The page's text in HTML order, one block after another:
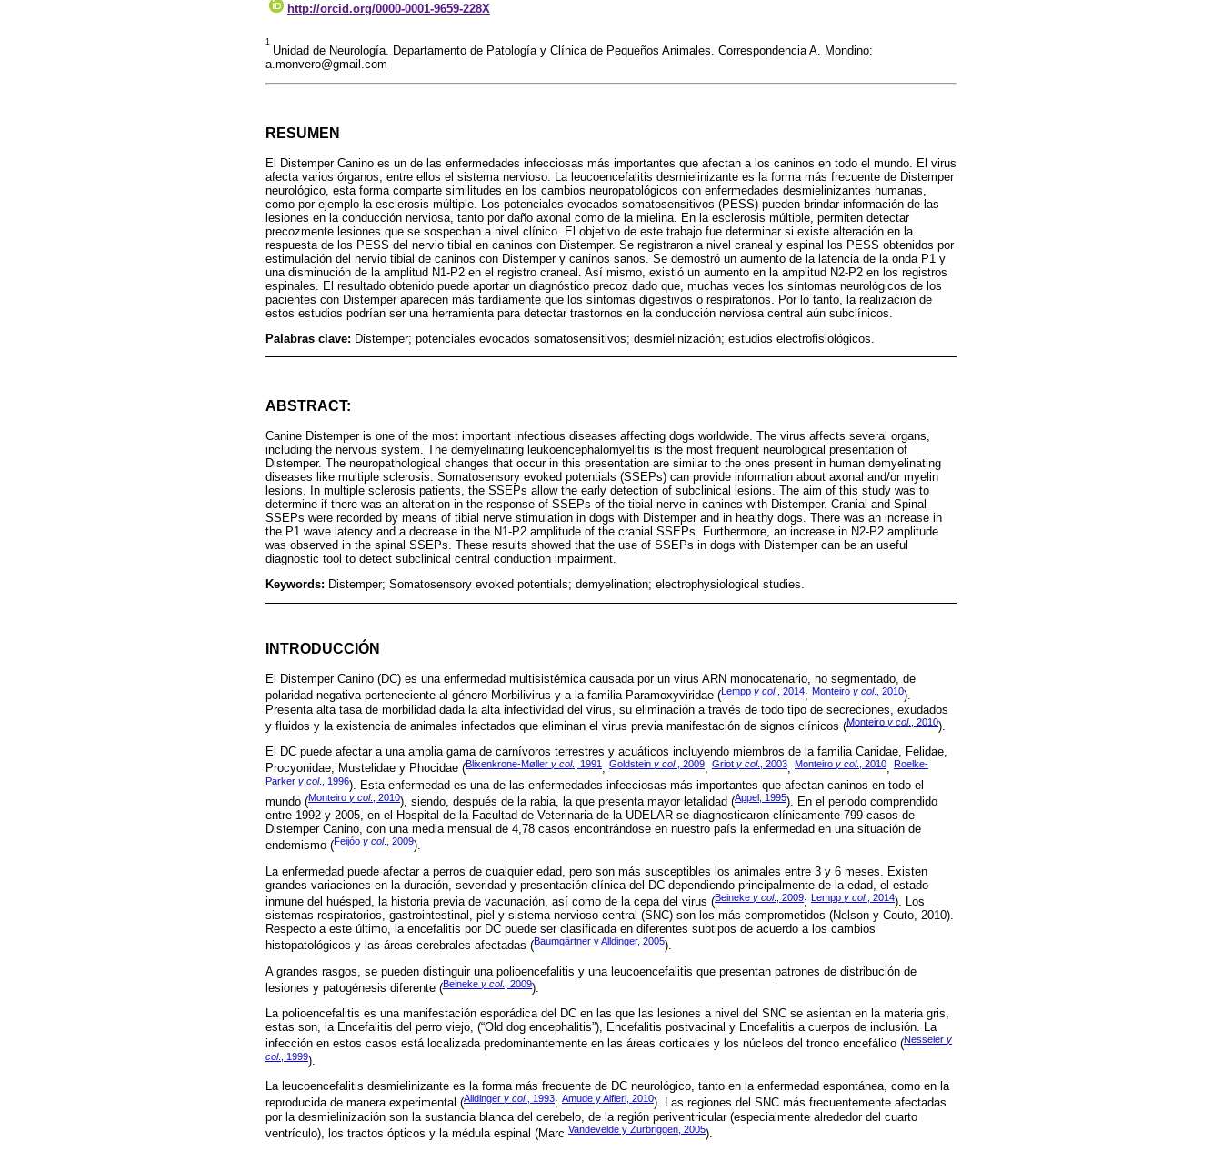
http://orcid.org/0000-0001-9659-228X
1
Unidad de Neurología. Departamento de Patología y Clínica de Pequeños Animales. Correspondencia A. Mondino:
a.monvero@gmail.com
RESUMEN
El Distemper Canino es un de las enfermedades infecciosas más importantes que afectan a los caninos en todo el mundo. El virus
afecta varios órganos, entre ellos el sistema nervioso. La leucoencefalitis desmielinizante es la forma más frecuente de Distemper
neurológico, esta forma comparte similitudes en los cambios neuropatológicos con enfermedades desmielinizantes humanas,
como por ejemplo la esclerosis múltiple. Los potenciales evocados somatosensitivos (PESS) pueden brindar información de las
lesiones en la conducción nerviosa, tanto por daño axonal como de la mielina. En la esclerosis múltiple, permiten detectar
precozmente lesiones que se sospechan a nivel clínico. El objetivo de este trabajo fue determinar si existe alteración en la
respuesta de los PESS del nervio tibial en caninos con Distemper. Se registraron a nivel craneal y espinal los PESS obtenidos por
estimulación del nervio tibial de caninos con Distemper y caninos sanos. Se demostró un aumento de la latencia de la onda P1 y
una disminución de la amplitud N1-P2 en el registro craneal. Así mismo, existió un aumento en la amplitud N2-P2 en los registros
espinales. El resultado obtenido puede aportar un diagnóstico precoz dado que, muchas veces los síntomas neurológicos de los
pacientes con Distemper aparecen más tardíamente que los síntomas digestivos o respiratorios. Por lo tanto, la realización de
estos estudios podrían ser una herramienta para detectar trastornos en la conducción nerviosa central aún subclínicos.
Palabras clave: Distemper; potenciales evocados somatosensitivos; desmielinización; estudios electrofisiológicos.
ABSTRACT:
Canine Distemper is one of the most important infectious diseases affecting dogs worldwide. The virus affects several organs,
including the nervous system. The demyelinating leukoencephalomyelitis is the most frequent neurological presentation of
Distemper. The neuropathological changes that occur in this presentation are similar to the ones present in human demyelinating
diseases like multiple sclerosis. Somatosensory evoked potentials (SSEPs) can provide information about axonal and/or myelin
lesions. In multiple sclerosis patients, the SSEPs allow the early detection of subclinical lesions. The aim of this study was to
determine if there was an alteration in the response of SSEPs of the tibial nerve in canines with Distemper. Cranial and Spinal
SSEPs were recorded by means of tibial nerve stimulation in dogs with Distemper and in healthy dogs. There was an increase in
the P1 wave latency and a decrease in the N1-P2 amplitude of the cranial SSEPs. Furthermore, an increase in N2-P2 amplitude
was observed in the spinal SSEPs. These results showed that the use of SSEPs in dogs with Distemper can be an useful
diagnostic tool to detect subclinical central conduction impairment.
Keywords: Distemper; Somatosensory evoked potentials; demyelination; electrophysiological studies.
INTRODUCCIÓN
El Distemper Canino (DC) es una enfermedad multisistémica causada por un virus ARN monocatenario, no segmentado, de
polaridad negativa perteneciente al género Morbilivirus y a la familia Paramoxyviridae (Lempp y col., 2014; Monteiro y col., 2010).
Presenta alta tasa de morbilidad dada la alta infectividad del virus, su eliminación a través de todo tipo de secreciones, exudados
y fluidos y la existencia de animales infectados que eliminan el virus previa manifestación de signos clínicos (Monteiro y col., 2010).
El DC puede afectar a una amplia gama de carnívoros terrestres y acuáticos incluyendo miembros de la familia Canidae, Felidae,
Procyonidae, Mustelidae y Phocidae (Blixenkrone-Møller y col., 1991 ; Goldstein y col., 2009; Griot y col., 2003; Monteiro y col., 2010; Roelke-
Parker y col., 1996). Esta enfermedad es una de las enfermedades infecciosas más importantes que afectan caninos en todo el
mundo (Monteiro y col., 2010), siendo, después de la rabia, la que presenta mayor letalidad (Appel, 1995). En el periodo comprendido
entre 1992 y 2005, en el Hospital de la Facultad de Veterinaria de la UDELAR se diagnosticaron clínicamente 799 casos de
Distemper Canino, con una media mensual de 4,78 casos encontrándose en nuestro país la enfermedad en una situación de
endemismo (Feijóo y col., 2009).
La enfermedad puede afectar a perros de cualquier edad, pero son más susceptibles los animales entre 3 y 6 meses. Existen
grandes variaciones en la duración, severidad y presentación clínica del DC dependiendo principalmente de la edad, el estado
inmune del huésped, la historia previa de vacunación, así como de la cepa del virus (Beineke y col., 2009; Lempp y col., 2014). Los
sistemas respiratorios, gastrointestinal, piel y sistema nervioso central (SNC) son los más comprometidos (Nelson y Couto, 2010).
Respecto a este último, la encefalitis por DC puede ser clasificada en diferentes subtipos de acuerdo a los cambios
histopatológicos y las áreas cerebrales afectadas (Baumgärtner y Alldinger, 2005).
A grandes rasgos, se pueden distinguir una polioencefalitis y una leucoencefalitis que presentan patrones de distribución de
lesiones y patogénesis diferente (Beineke y col., 2009).
La polioencefalitis es una manifestación esporádica del DC en las que las lesiones a nivel del SNC se asientan en la materia gris,
estas son, la Encefalitis del perro viejo, (“Old dog encephalitis”), Encefalitis postvacinal y Encefalitis a cuerpos de inclusión. La
infección en estos casos está localizada predominantemente en las áreas corticales y los núcleos del tronco encefálico (Nesseler y
col., 1999).
La leucoencefalitis desmielinizante es la forma más frecuente de DC neurológico, tanto en la enfermedad espontánea, como en la
reproducida de manera experimental (Alldinger y col., 1993; Amude y Alfieri, 2010). Las regiones del SNC más frecuentemente afectadas
por la desmielinización son la sustancia blanca del cerebelo, de la región periventricular (especialmente alrededor del cuarto
ventrículo), los tractos ópticos y la médula espinal (Marc Vandevelde y Zurbriggen, 2005).